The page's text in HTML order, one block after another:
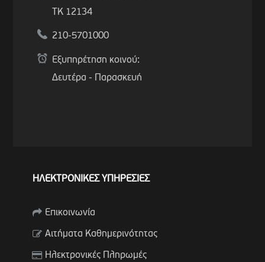
ΤΚ 12134
210-5701000
Εξυπηρέτηση κοινού:
Δευτέρα - Παρασκευή
ΗΛΕΚΤΡΟΝΙΚΕΣ ΥΠΗΡΕΣΙΕΣ
Επικοινωνία
Αιτήματα Καθημερινότητας
Ηλεκτρονικές Πληρωμές